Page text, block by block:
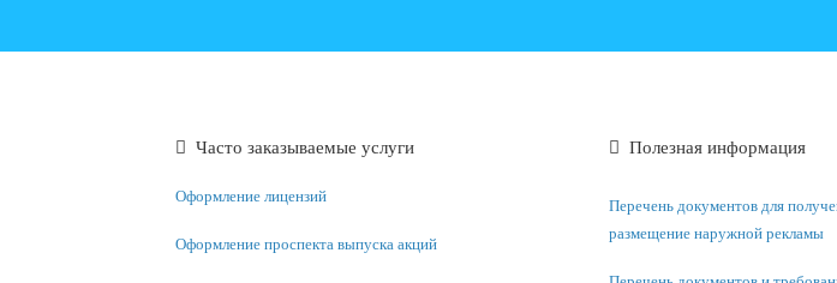
Часто заказываемые услуги
Оформление лицензий
Оформление проспекта выпуска акций
Полезная информация
Перечень документов для
размещение наружной рекламы